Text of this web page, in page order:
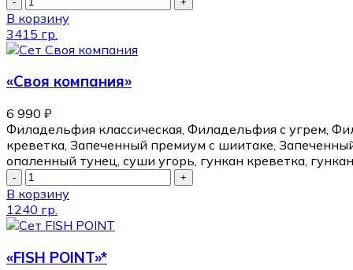
В корзину
3415 гр.
«Своя компания»
6 990 ₽
Филадельфия классическая, Филадельфия с угрем,
креветка, Запеченный премиум с шиитаке,
опаленный тунец, суши угорь, гункан креветка,
В корзину
1240 гр.
«FISH POINT»*